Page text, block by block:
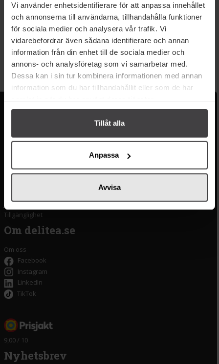
Vi använder enhetsidentifierare för att anpassa innehållet
och annonserna till användarna, tillhandahålla funktioner
för sociala medier och analysera vår trafik. Vi
vidarebefordrar även sådana identifierare och annan
information från din enhet till de sociala medier och
annons- och analysföretag som vi samarbetar med.
Dessa kan i sin tur kombinera informationen med annan
information som du har tillhandahållit eller som de har
Tillåt alla
Anpassa
Avvisa
55 kr
Mer info
Kundservice
Vanliga frågor
Köpvillkor
Jobba hos oss
Tillgänglighet
Populära länkar
Monin
Lyxkonserver
Olivolja
Kaffe & Te
Oliver
Pistagekräm
Press/Länkar
Om delitea.se
Om oss
Facebook
Instagram
LinkedIn
TikTok
9,00 / 10
Nyhetsbrev